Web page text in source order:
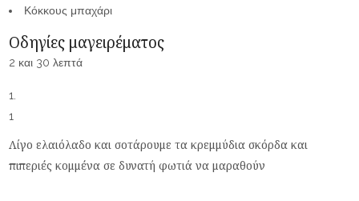
Κόκκους μπαχάρι
Οδηγίες μαγειρέματος
2 και 30 λεπτά
1
Λίγο ελαιόλαδο και σοτάρουμε τα κρεμμύδια σκόρδα και
πιπεριές κομμένα σε δυνατή φωτιά να μαραθούν